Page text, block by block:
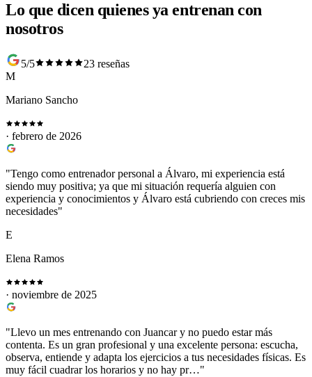
Lo que dicen quienes ya entrenan con
nosotros
5/5
23 reseñas
M
Mariano Sancho
· febrero de 2026
"Tengo como entrenador personal a Álvaro, mi experiencia está
siendo muy positiva; ya que mi situación requería alguien con
experiencia y conocimientos y Álvaro está cubriendo con creces mis
necesidades"
E
Elena Ramos
· noviembre de 2025
"Llevo un mes entrenando con Juancar y no puedo estar más
contenta. Es un gran profesional y una excelente persona: escucha,
observa, entiende y adapta los ejercicios a tus necesidades físicas. Es
muy fácil cuadrar los horarios y no hay pr…"